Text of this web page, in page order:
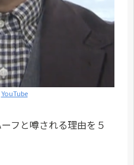
YouTube
フと噂される理由を５